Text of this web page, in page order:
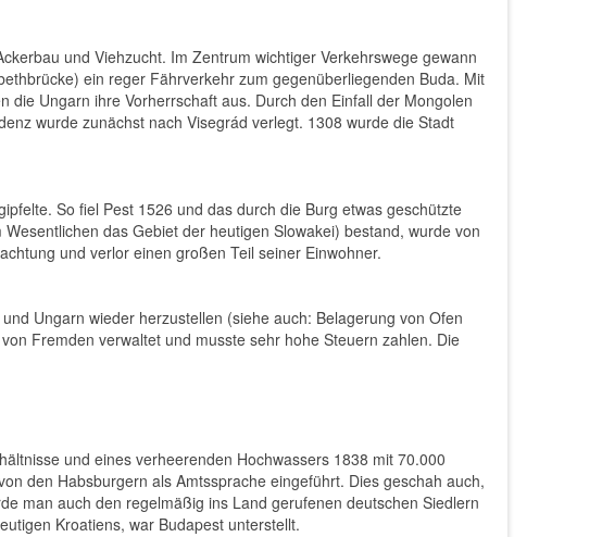
und Viehzucht. Im Zentrum wichtiger Verkehrswege gewann
ein reger Fährverkehr zum gegenüberliegenden Buda. Mit
Ungarn ihre Vorherrschaft aus. Durch den Einfall der Mongolen
wurde zunächst nach Visegrád verlegt. 1308 wurde die Stadt
So fiel Pest 1526 und das durch die Burg etwas geschützte
das Gebiet der heutigen Slowakei) bestand, wurde von
und verlor einen großen Teil seiner Einwohner.
Ungarn wieder herzustellen (siehe auch: Belagerung von Ofen
Fremden verwaltet und musste sehr hohe Steuern zahlen. Die
und eines verheerenden Hochwassers 1838 mit 70.000
den Habsburgern als Amtssprache eingeführt. Dies geschah auch,
man auch den regelmäßig ins Land gerufenen deutschen Siedlern
Kroatiens, war Budapest unterstellt.